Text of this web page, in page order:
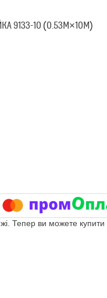
9133-10 (0.53М×10М)
Тепер ви можете